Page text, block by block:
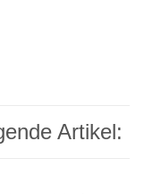
Artikel: